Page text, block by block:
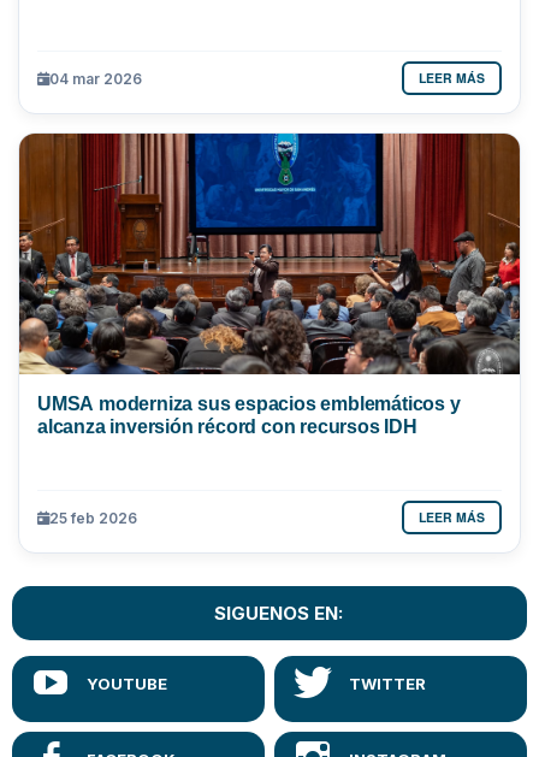
04 mar 2026 LEER MÁS
UMSA moderniza sus espacios emblemáticos y
alcanza inversión récord con recursos IDH
25 feb 2026 LEER MÁS
SIGUENOS EN: